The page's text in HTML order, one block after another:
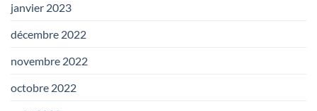
janvier 2023
décembre 2022
novembre 2022
octobre 2022